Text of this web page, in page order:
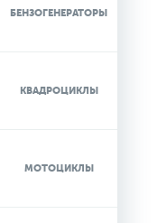
БЕНЗОГЕНЕРАТОРЫ
КВАДРОЦИКЛЫ
МОТОЦИКЛЫ
IN